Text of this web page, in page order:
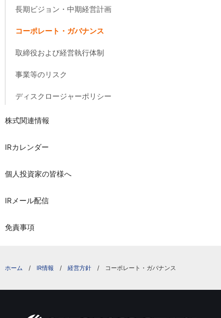
長期ビジョン・中期経営計画
コーポレート・ガバナンス
取締役および経営執行体制
事業等のリスク
ディスクロージャーポリシー
株式関連情報
IRカレンダー
個人投資家の皆様へ
IRメール配信
免責事項
IR情報 経営方針 コーポレート・ガバナンス